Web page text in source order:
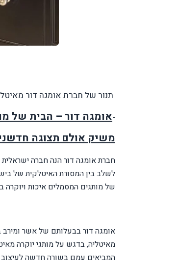
תנור של חברת אומגה דור
-אומגה דור – הבית של
משיק אולם תצוגה
חברת אומגה דור הנה חברה
לשלב בין המסורת האיטלקית של
של מותגים המסמלים איכות ויוקרה
מאיטליה, בדגש על מותגי יוקרה
המביאים עמם בשורה חדשה